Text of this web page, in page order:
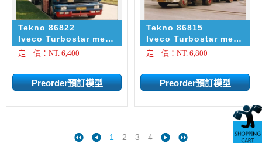
Tekno 86822
Iveco Turbostar met
3-assige
huifoplegger Freja -
定 價：NT. 6,400
Tekno 86815
Iveco Turbostar met
3-assige
stenenoplegger
定 價：NT. 6,800
1 2 3 4